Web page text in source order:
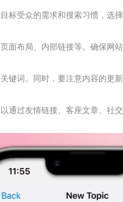
受众的需求和搜索习惯，选
布局、内部链接等。确保网
词。同时，要注意内容的更新
过友情链接、客座文章、社交